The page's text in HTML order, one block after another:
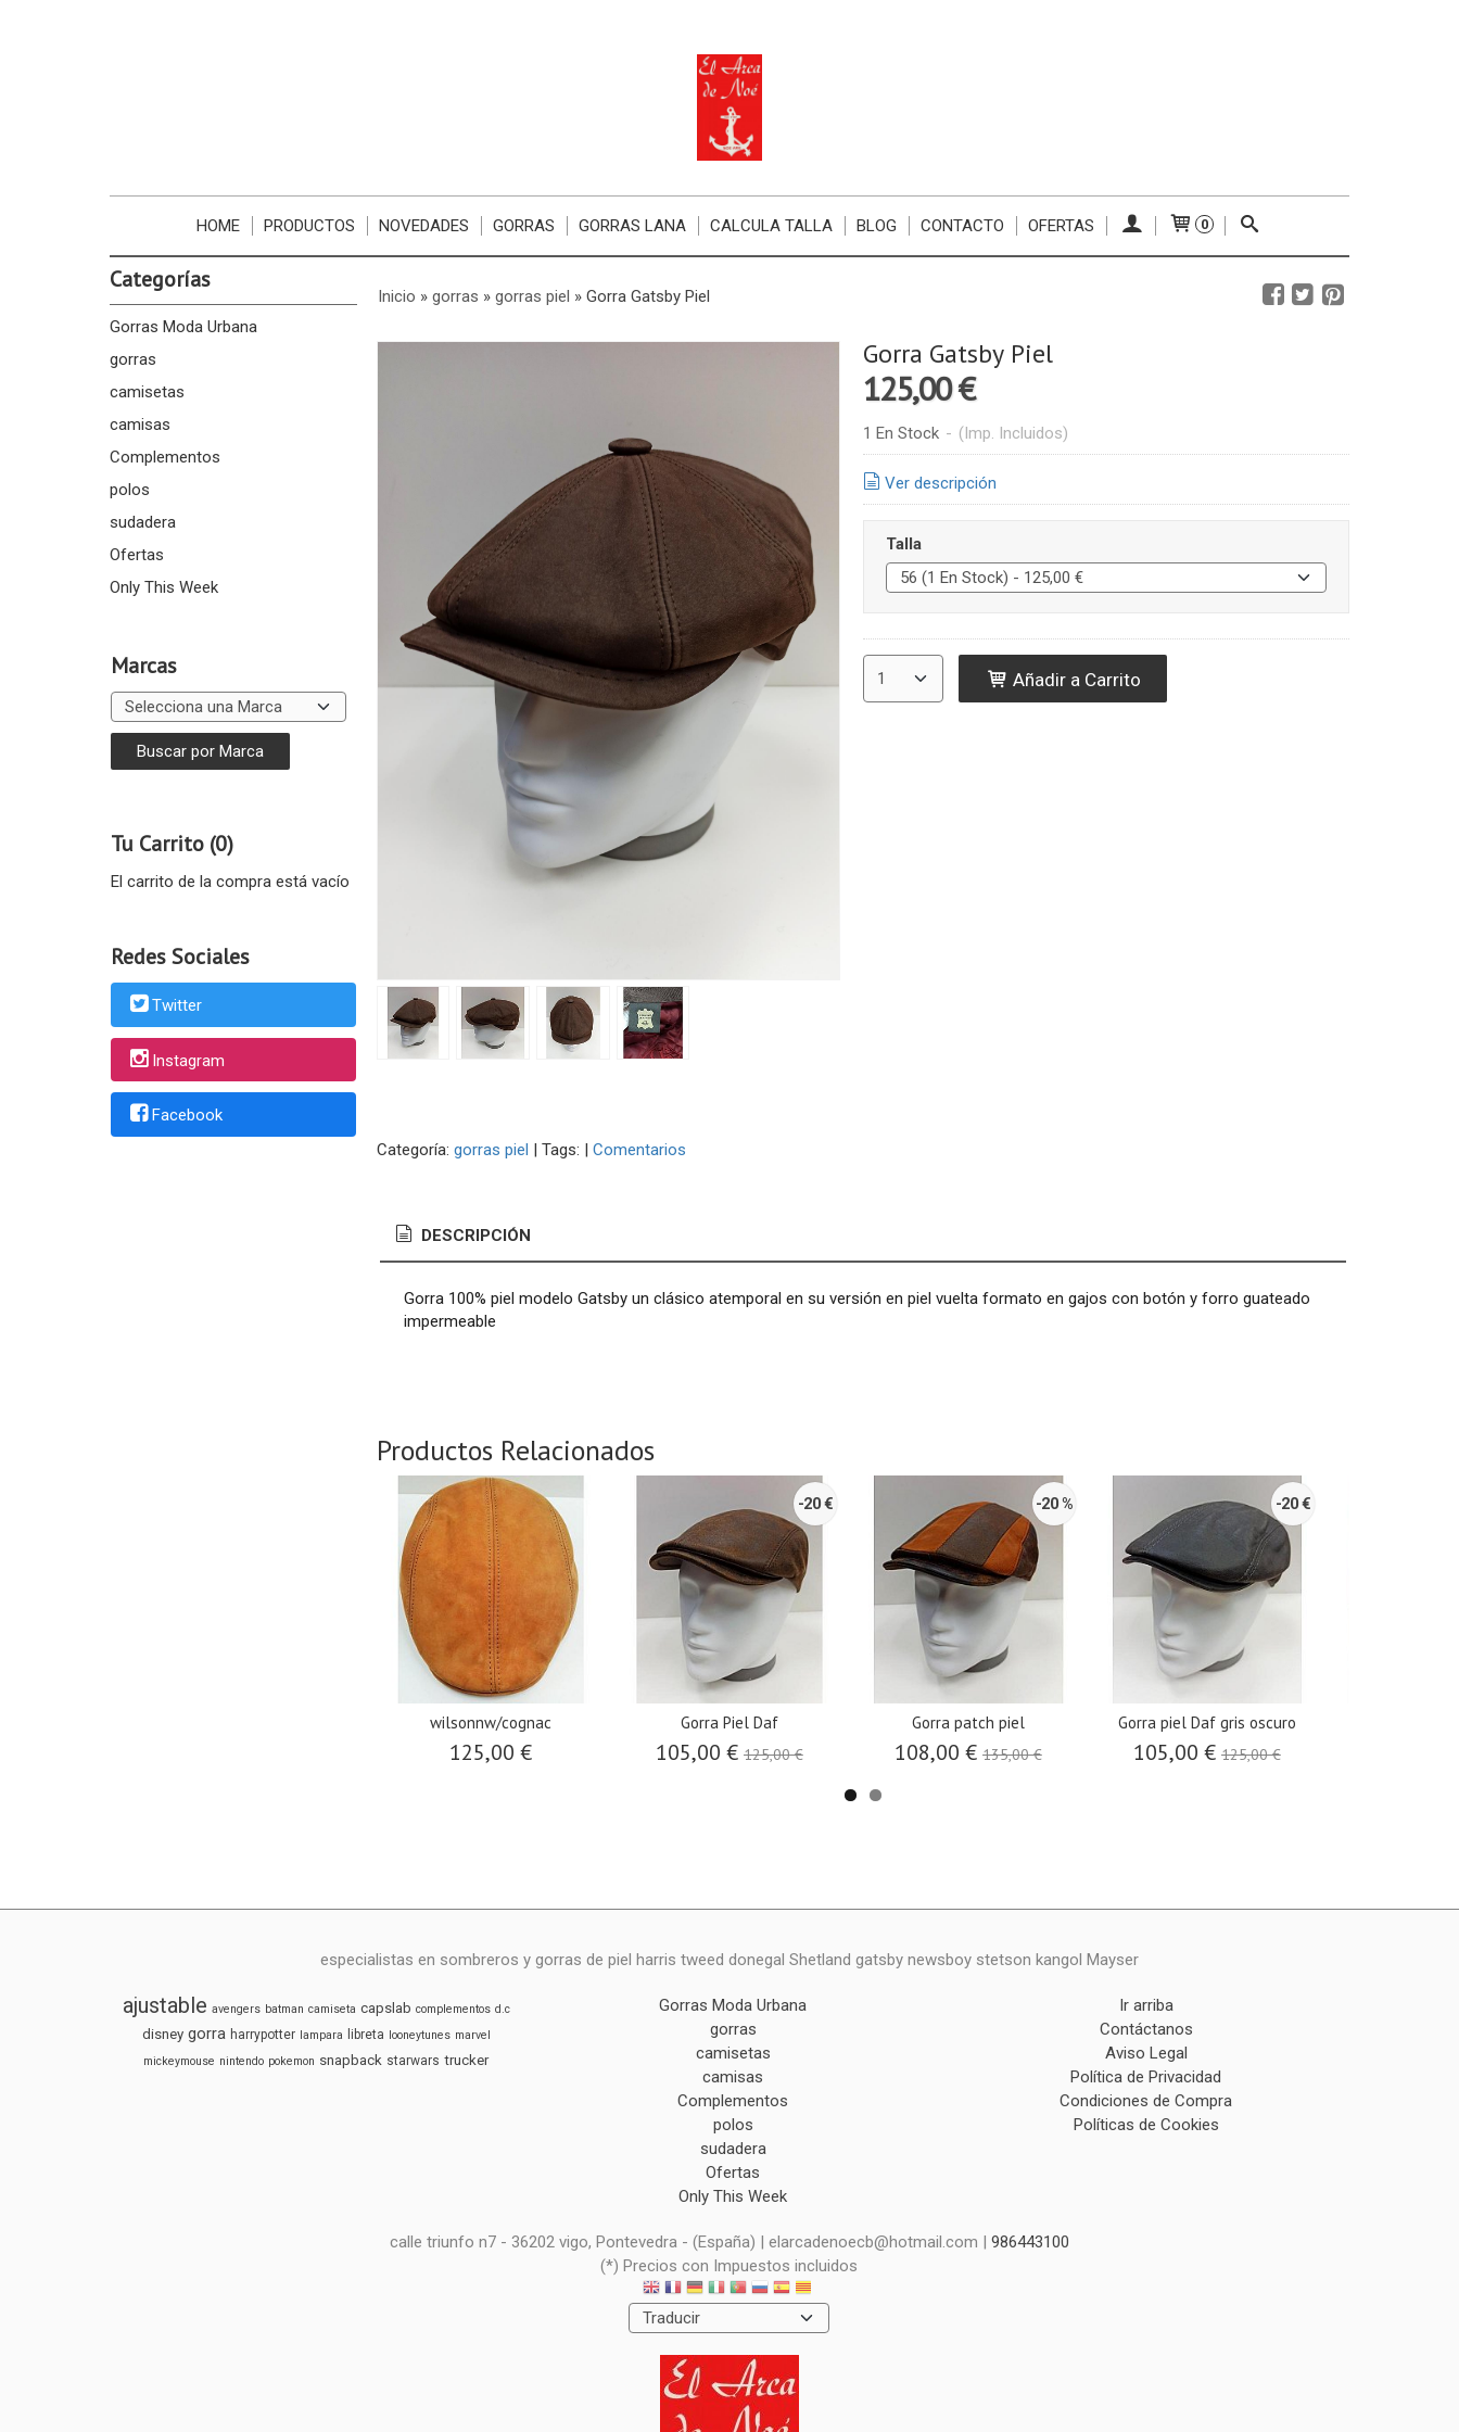
HOME PRODUCTOS NOVEDADES GORRAS GORRAS LANA CALCULA TALLA BLOG CONTACTO OFERTAS 0
Categorías
Gorras Moda Urbana
gorras
camisetas
camisas
Complementos
polos
sudadera
Ofertas
Only This Week
Marcas
Tu Carrito (0)
El carrito de la compra está vacío
Redes Sociales
Twitter
Instagram
Facebook
Inicio » gorras » gorras piel » Gorra Gatsby Piel
Gorra Gatsby Piel
125,00 €
1 En Stock - (Imp. Incluidos)
Ver descripción
Talla
Añadir a Carrito
Categoría: gorras piel | Tags: | Comentarios
DESCRIPCIÓN
Gorra 100% piel modelo Gatsby un clásico atemporal en su versión en piel vuelta formato en gajos con botón y forro guateado
impermeable
Productos Relacionados
wilsonnw/cognac
125,00 €
-20 €
Gorra Piel Daf
105,00 € 125,00 €
-20 %
Gorra patch piel
108,00 € 135,00 €
-20 €
Gorra piel Daf gris oscuro
105,00 € 125,00 €
especialistas en sombreros y gorras de piel harris tweed donegal Shetland gatsby newsboy stetson kangol Mayser
ajustable avengers batman camiseta capslab complementos d.c
disney gorra harrypotter lampara libreta looneytunes marvel
mickeymouse nintendo pokemon snapback starwars trucker
Gorras Moda Urbana
gorras
camisetas
camisas
Complementos
polos
sudadera
Ofertas
Only This Week
Ir arriba
Contáctanos
Aviso Legal
Política de Privacidad
Condiciones de Compra
Políticas de Cookies
calle triunfo n7 - 36202 vigo, Pontevedra - (España) | elarcadenoecb@hotmail.com | 986443100
(*) Precios con Impuestos incluidos